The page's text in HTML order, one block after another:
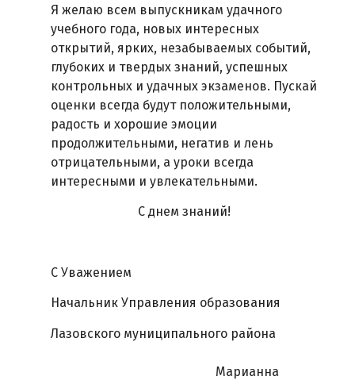
Я желаю всем выпускникам удачного
учебного года, новых интересных
открытий, ярких, незабываемых событий,
глубоких и твердых знаний, успешных
контрольных и удачных экзаменов. Пускай
оценки всегда будут положительными,
радость и хорошие эмоции
продолжительными, негатив и лень
отрицательными, а уроки всегда
интересными и увлекательными.
С днем знаний!
С Уважением
Начальник Управления образования
Лазовского муниципального района
Марианна